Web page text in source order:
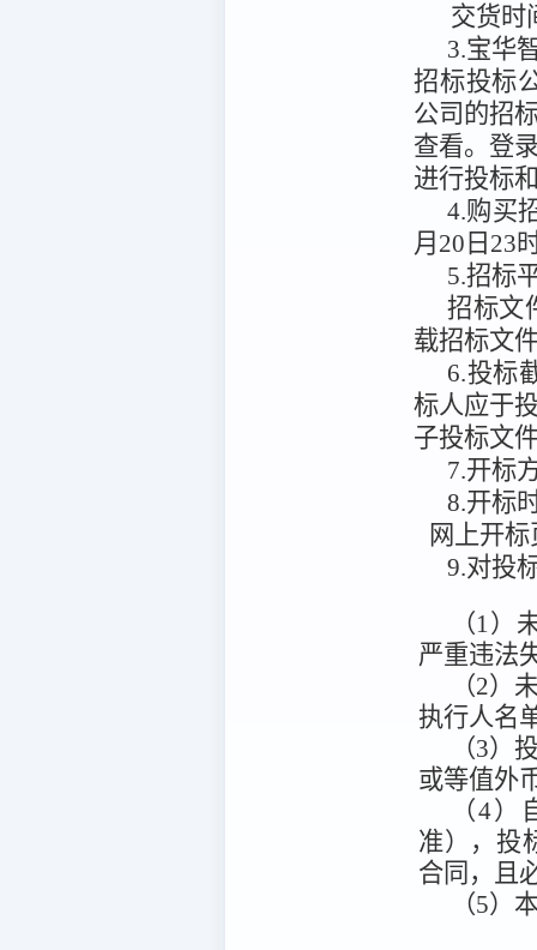
交货时
3.宝华
招标投标
公司的招
查看。 登
进行投标
4.购买
月20日23
5.招标
招标文
载招标文
6.投标
标人应于
子投标文
7.开标
8.开标
网上开
9.对投
（1）
严重违法
（2）
执行人名
（3）
或等值外
（4
准），投
合同，且
（5）